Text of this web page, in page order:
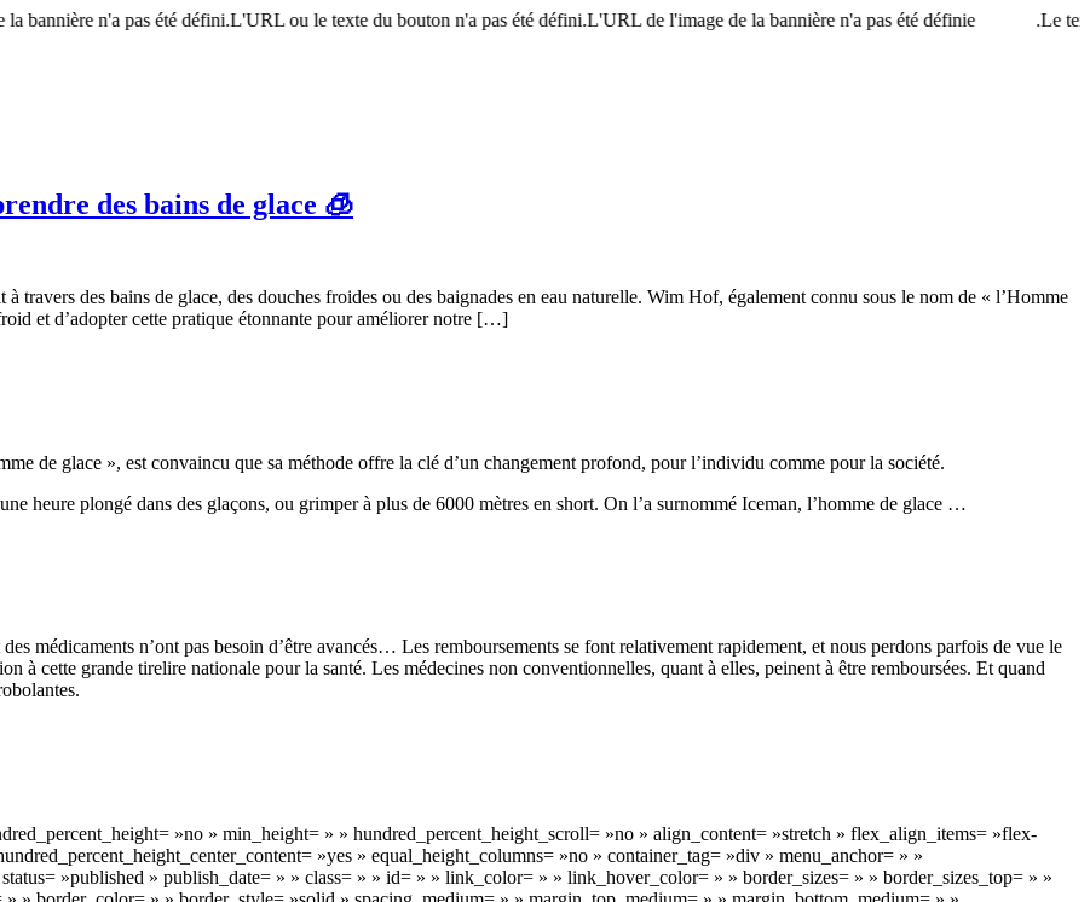
n'a pas été défini.L'URL ou le texte du bouton n'a pas été défini.L'URL de l'image de la bannière n'a pas été définie. Le texte
des bains de glace 🧊
travers des bains de glace, des douches froides ou des baignades en eau naturelle. Wim Hof, également connu sous le nom de « l’Homme
et d’adopter cette pratique étonnante pour améliorer notre […]
de glace », est convaincu que sa méthode offre la clé d’un changement profond, pour l’individu comme pour la société.
heure plongé dans des glaçons, ou grimper à plus de 6000 mètres en short. On l’a surnommé Iceman, l’homme de glace …
médicaments n’ont pas besoin d’être avancés… Les remboursements se font relativement rapidement, et nous perdons parfois de vue le
à cette grande tirelire nationale pour la santé. Les médecines non conventionnelles, quant à elles, peinent à être remboursées. Et quand
»no » min_height= » » hundred_percent_height_scroll= »no » align_content= »stretch » flex_align_items= »flex-
»yes » equal_height_columns= »no » container_tag= »div » menu_anchor= » »
»published » publish_date= » » class= » » id= » » link_color= » » link_hover_color= » » border_sizes= » » border_sizes_top= » »